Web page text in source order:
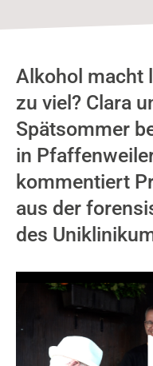
Alkohol macht
zu viel? Clara
Spätsommer
in
kommentiert
aus der
des
Video-Player